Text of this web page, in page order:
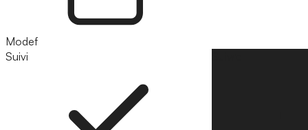
Modef
Suivi